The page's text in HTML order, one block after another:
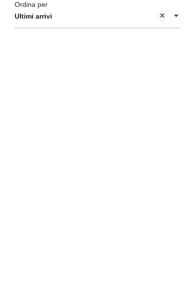
Ultimi arrivi
Ordina per